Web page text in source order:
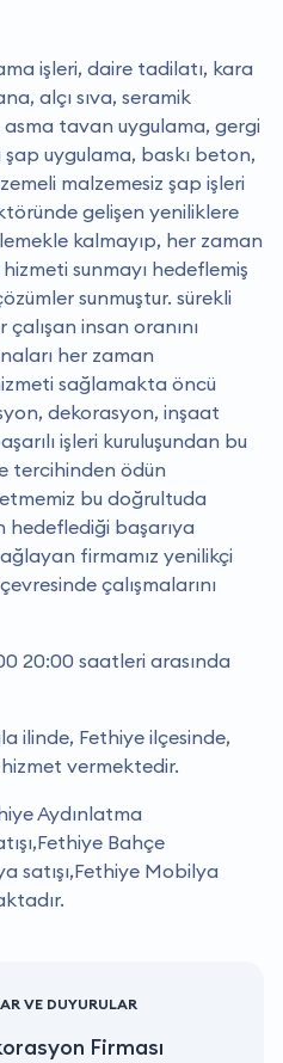
işleri, daire tadilatı, kara
alçı sıva, seramik
tavan uygulama, gergi
uygulama, baskı beton,
malzemesiz şap işleri
gelişen yeniliklere
kalmayıp, her zaman
sunmayı hedeflemiş
sunmuştur. sürekli
insan oranını
her zaman
sağlamakta öncü
dekorasyon, inşaat
işleri kuruluşundan bu
tercihinden ödün
bu doğrultuda
hedeflediği başarıya
firmamız yenilikçi
çalışmalarını
20:00 saatleri arasında
ilinde, Fethiye ilçesinde,
vermektedir.
Aydınlatma
Bahçe
satışı,Fethiye Mobilya
VE DUYURULAR
Firması